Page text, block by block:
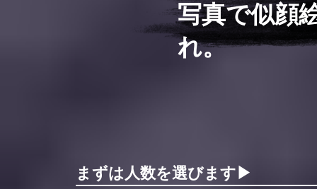
写真で似顔
れ。
まずは人数を選びます▶︎